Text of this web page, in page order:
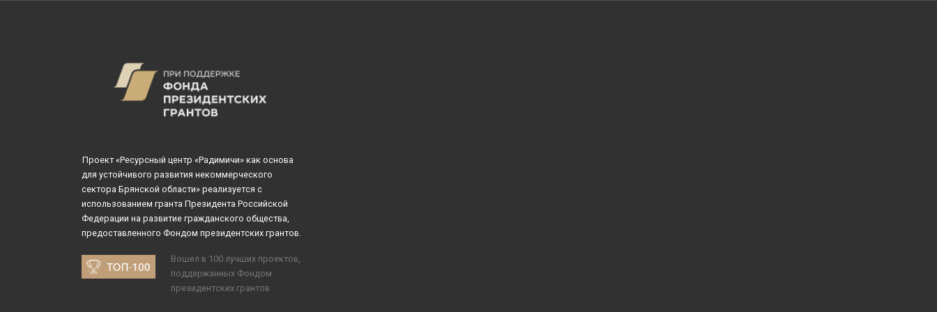
Проект «Ресурсный центр «Радимичи» как основа
для устойчивого развития некоммерческого
сектора Брянской области» реализуется с
использованием гранта Президента Российской
Федерации на развитие гражданского общества,
предоставленного Фондом президентских грантов.
Вошел в 100 лучших проектов,
поддержанных Фондом
президентских грантов